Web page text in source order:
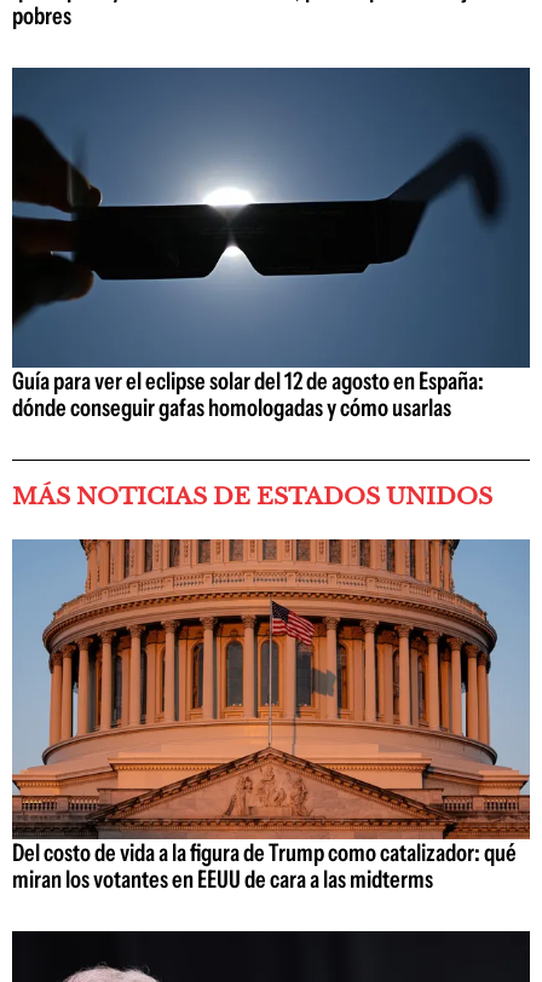
pobres
Guía para ver el eclipse solar del 12 de agosto en España:
dónde conseguir gafas homologadas y cómo usarlas
MÁS NOTICIAS DE ESTADOS UNIDOS
Del costo de vida a la figura de Trump como catalizador: qué
miran los votantes en EEUU de cara a las midterms